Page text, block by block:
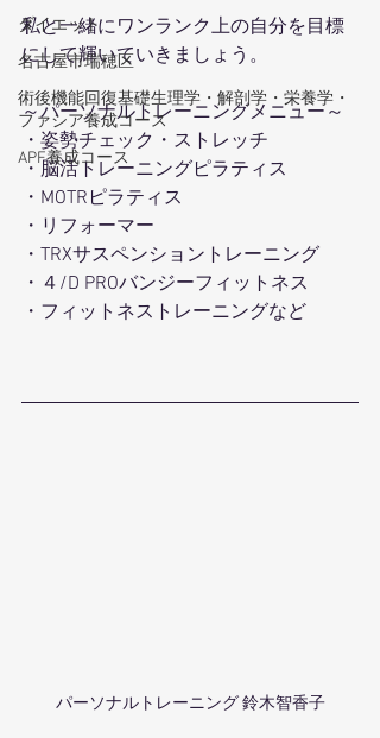
ダイエット
名古屋市瑞穂区
術後機能回復基礎生理学・解剖学・栄養学・
ファシア養成コース
APF養成コース
私と一緒にワンランク上の自分を目標
にして輝いていきましょう。
～パーソナルトレーニングメニュー～
・姿勢チェック・ストレッチ
・脳活トレーニングピラティス
・MOTRピラティス
・リフォーマー
・TRXサスペンショントレーニング
・４/D PROバンジーフィットネス
・フィットネストレーニングなど
パーソナルトレーニング 鈴木智香子